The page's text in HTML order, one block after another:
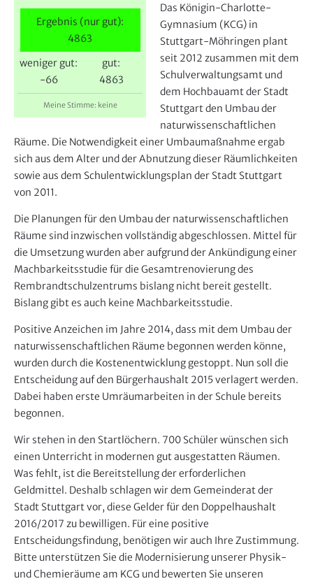
Ergebnis (nur gut):
4863
weniger gut:
-66
gut:
4863
Meine Stimme: keine
Das Königin-Charlotte-
Gymnasium (KCG) in
Stuttgart-Möhringen plant
seit 2012 zusammen mit dem
Schulverwaltungsamt und
dem Hochbauamt der Stadt
Stuttgart den Umbau der
naturwissenschaftlichen
Räume. Die Notwendigkeit einer Umbaumaßnahme ergab
sich aus dem Alter und der Abnutzung dieser Räumlichkeiten
sowie aus dem Schulentwicklungsplan der Stadt Stuttgart
von 2011.
Die Planungen für den Umbau der naturwissenschaftlichen
Räume sind inzwischen vollständig abgeschlossen. Mittel für
die Umsetzung wurden aber aufgrund der Ankündigung einer
Machbarkeitsstudie für die Gesamtrenovierung des
Rembrandtschulzentrums bislang nicht bereit gestellt.
Bislang gibt es auch keine Machbarkeitsstudie.
Positive Anzeichen im Jahre 2014, dass mit dem Umbau der
naturwissenschaftlichen Räume begonnen werden könne,
wurden durch die Kostenentwicklung gestoppt. Nun soll die
Entscheidung auf den Bürgerhaushalt 2015 verlagert werden.
Dabei haben erste Umräumarbeiten in der Schule bereits
begonnen.
Wir stehen in den Startlöchern. 700 Schüler wünschen sich
einen Unterricht in modernen gut ausgestatten Räumen.
Was fehlt, ist die Bereitstellung der erforderlichen
Geldmittel. Deshalb schlagen wir dem Gemeinderat der
Stadt Stuttgart vor, diese Gelder für den Doppelhaushalt
2016/2017 zu bewilligen. Für eine positive
Entscheidungsfindung, benötigen wir auch Ihre Zustimmung.
Bitte unterstützen Sie die Modernisierung unserer Physik-
und Chemieräume am KCG und bewerten Sie unseren